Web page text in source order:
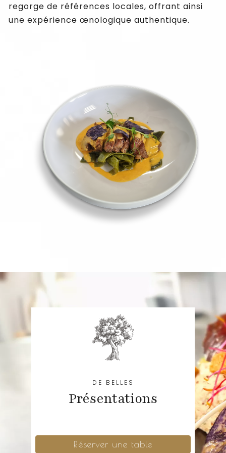
regorge de références locales, offrant ainsi
une expérience œnologique authentique.
DE BELLES
Présentations
Réserver une table